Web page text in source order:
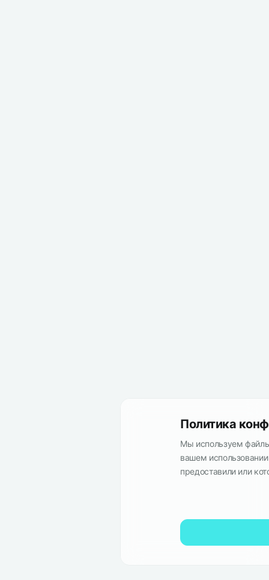
Политика
Мы используем
вашем
предоставили или